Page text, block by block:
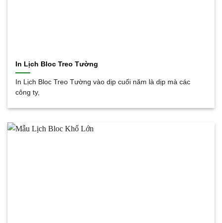
In Lịch Bloc Treo Tường
In Lịch Bloc Treo Tường vào dịp cuối năm là dịp mà các
công ty,